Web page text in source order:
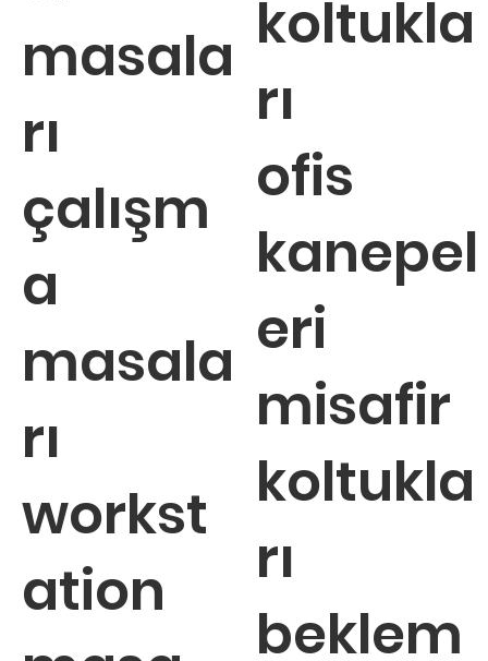
masala
rı
çalışm
a
masala
rı
workst
ation
koltukla
rı
ofis
kanepel
eri
misafir
koltukla
rı
beklem